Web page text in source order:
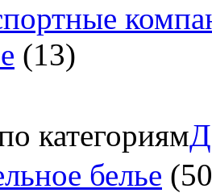
(13)
категориям
белье